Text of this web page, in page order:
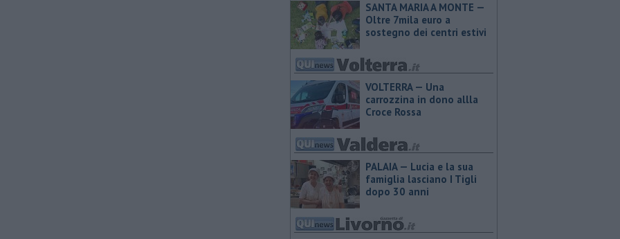
SANTA MARIA A MONTE —
Oltre 7mila euro a
sostegno dei centri estivi
VOLTERRA — Una
carrozzina in dono allla
Croce Rossa
PALAIA — Lucia e la sua
famiglia lasciano I Tigli
dopo 30 anni